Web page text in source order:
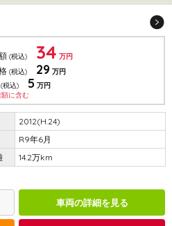
(税込) 34 万円
(税込) 29 万円
(税込) 5 万円
に含む
2012(H.24)
R9年6月
14.2万km
車両の詳細を見る